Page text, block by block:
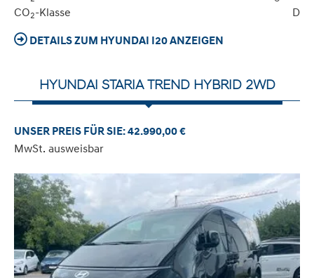
CO2-Klasse D
DETAILS ZUM HYUNDAI I20 ANZEIGEN
HYUNDAI STARIA TREND HYBRID 2WD
UNSER PREIS FÜR SIE: 42.990,00 €
MwSt. ausweisbar